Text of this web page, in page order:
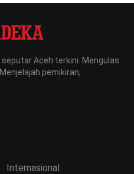
Aceh terkini. Mengulas
pemikiran,
Internasional